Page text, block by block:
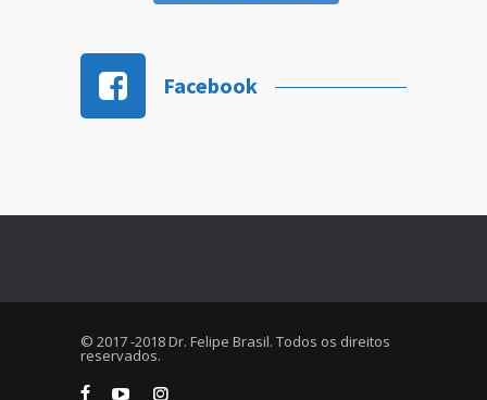
Facebook
© 2017 -2018 Dr. Felipe Brasil. Todos os direitos
reservados.